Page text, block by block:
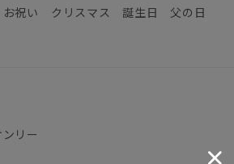
祝い クリスマス 誕生日 父の日
リー